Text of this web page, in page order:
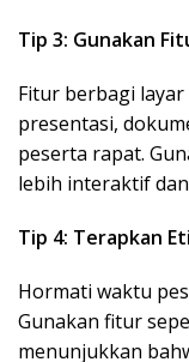
Tip 3: Gunakan
Fitur berbagi
presentasi,
peserta rapat.
lebih interaktif
Tip 4: Terapkan
Hormati waktu
Gunakan fitur
menunjukkan